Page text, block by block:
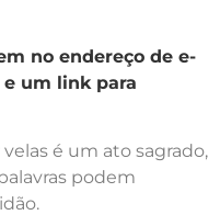
no endereço de e-
um link para
é um ato sagrado,
podem